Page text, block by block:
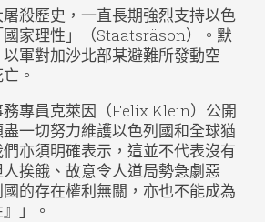
殺歷史，一直長期強烈支持以色
家理性」（Staatsräson）。默
軍對加沙北部某避難所發動空
。
務專員克萊因（Felix Klein）公開
一切努力維護以色列國和全球猶
亦須明確表示，這並不代表沒有
挨餓、故意令人道局勢急劇惡
的存在權利無關，亦也不能成為
」。